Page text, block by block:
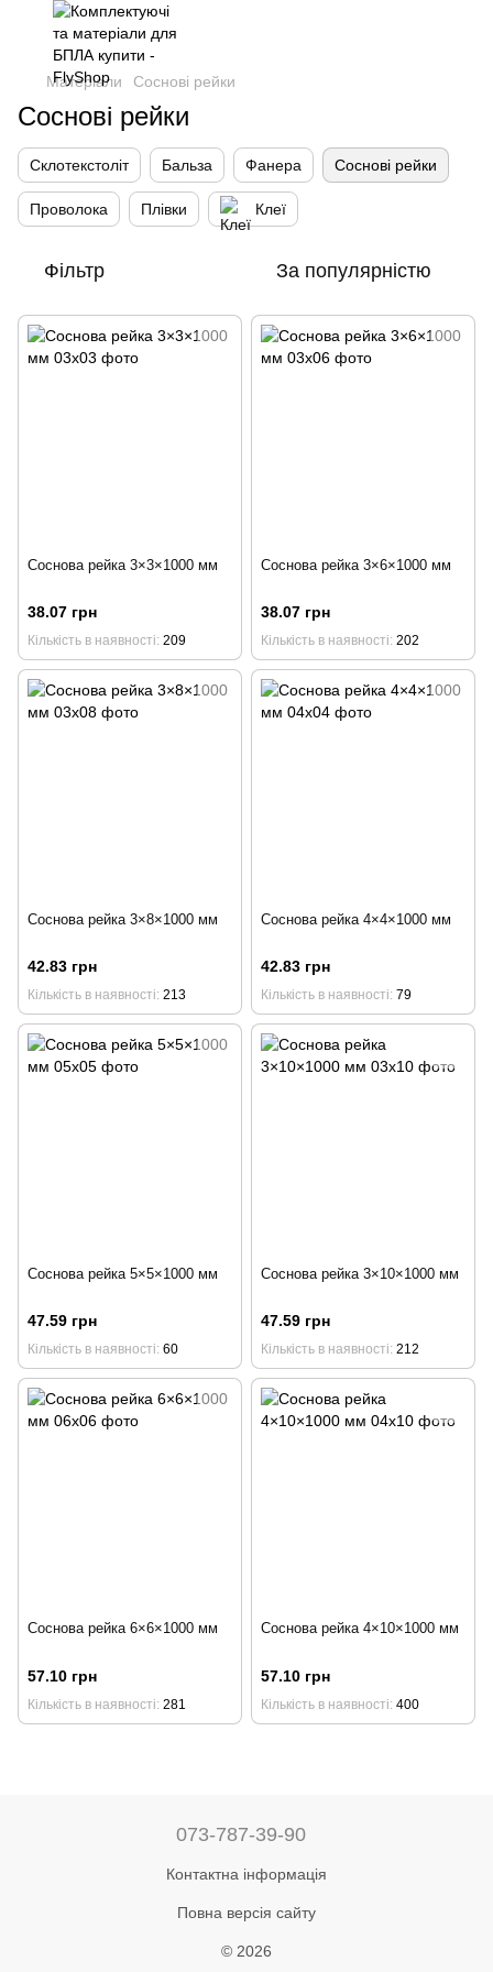
Матеріали Соснові рейки
Соснові рейки
Склотекстоліт Бальза Фанера Соснові рейки
Проволока Плівки Клеї
Фільтр За популярністю
Соснова рейка 3×3×1000 мм
38.07 грн
Кількість в наявності 209
Соснова рейка 3×6×1000 мм
38.07 грн
Кількість в наявності 202
Соснова рейка 3×8×1000 мм
42.83 грн
Кількість в наявності 213
Соснова рейка 4×4×1000 мм
42.83 грн
Кількість в наявності 79
Соснова рейка 5×5×1000 мм
47.59 грн
Кількість в наявності 60
Соснова рейка 3×10×1000 мм
47.59 грн
Кількість в наявності 212
Соснова рейка 6×6×1000 мм
57.10 грн
Кількість в наявності 281
Соснова рейка 4×10×1000 мм
57.10 грн
Кількість в наявності 400
073-787-39-90
Контактна інформація
Повна версія сайту
© 2026